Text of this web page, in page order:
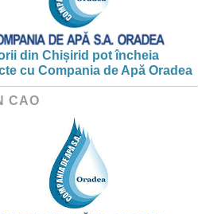
din Chișirid pot încheia
cu Compania de Apă Oradea
CAO